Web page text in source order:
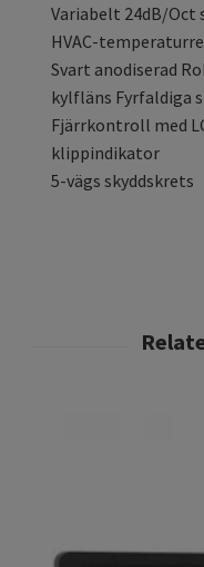
Variabelt 24dB/
HVAC-
Svart anodiserad
kylfläns Fyrfaldiga
Fjärrkontroll med
klippindikator
5-vägs skyddskrets